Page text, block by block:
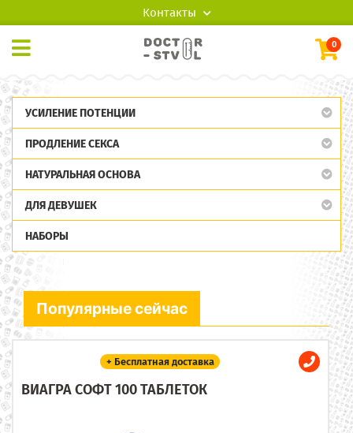
Контакты
0
УСИЛЕНИЕ ПОТЕНЦИИ
ПРОДЛЕНИЕ СЕКСА
НАТУРАЛЬНАЯ ОСНОВА
ДЛЯ ДЕВУШЕК
НАБОРЫ
Популярные сейчас
+ Бесплатная доставка
ВИАГРА СОФТ 100 ТАБЛЕТОК